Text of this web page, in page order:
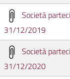
Società
31/12/2019
Società
31/12/2020